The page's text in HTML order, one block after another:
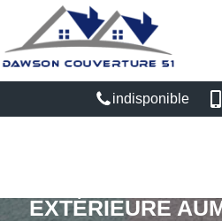
indisponible
EXTÉRIEURE